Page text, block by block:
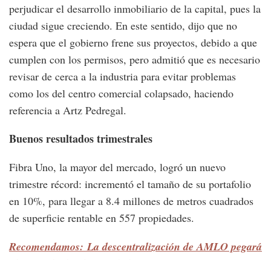
perjudicar el desarrollo inmobiliario de la capital, pues la
ciudad sigue creciendo. En este sentido, dijo que no
espera que el gobierno frene sus proyectos, debido a que
cumplen con los permisos, pero admitió que es necesario
revisar de cerca a la industria para evitar problemas
como los del centro comercial colapsado, haciendo
referencia a Artz Pedregal.
Buenos resultados trimestrales
Fibra Uno, la mayor del mercado, logró un nuevo
trimestre récord: incrementó el tamaño de su portafolio
en 10%, para llegar a 8.4 millones de metros cuadrados
de superficie rentable en 557 propiedades.
Recomendamos: La descentralización de AMLO pegará